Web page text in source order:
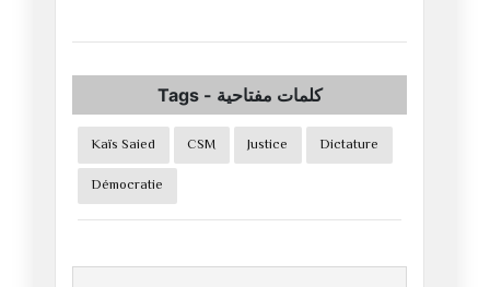
Tags- كلمات مفتاحية
Kaïs Saied CSM Justice
Dictature
Démocratie